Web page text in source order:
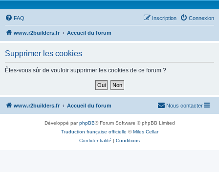
FAQ Connexion
Inscription
www.r2builders.fr Accueil du forum
Supprimer les cookies
Êtes-vous sûr de vouloir supprimer les cookies de ce forum ?
www.r2builders.fr Accueil du forum Nous contacter
Développé parphpBB® Forum Software © phpBB Limited
Traduction française officielle ©Miles Cellar
Confidentialité | Conditions